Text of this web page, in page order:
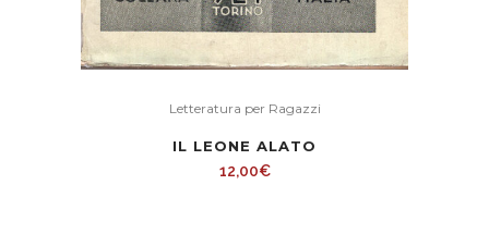
Letteratura per Ragazzi
IL LEONE ALATO
12,00€